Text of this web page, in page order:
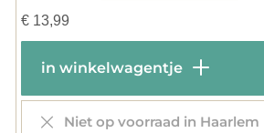
€13,99
in winkelwagentje
Niet op voorraad in Haarlem